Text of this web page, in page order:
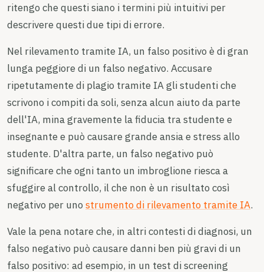
ritengo che questi siano i termini più intuitivi per
descrivere questi due tipi di errore.
Nel rilevamento tramite IA, un falso positivo è di gran
lunga peggiore di un falso negativo. Accusare
ripetutamente di plagio tramite IA gli studenti che
scrivono i compiti da soli, senza alcun aiuto da parte
dell'IA, mina gravemente la fiducia tra studente e
insegnante e può causare grande ansia e stress allo
studente. D'altra parte, un falso negativo può
significare che ogni tanto un imbroglione riesca a
sfuggire al controllo, il che non è un risultato così
negativo per uno strumento di rilevamento tramite IA.
Vale la pena notare che, in altri contesti di diagnosi, un
falso negativo può causare danni ben più gravi di un
falso positivo: ad esempio, in un test di screening